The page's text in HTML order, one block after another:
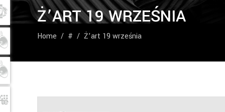
Ż’ART 19 WRZEŚNIA
Home / # / Ż’art 19 września